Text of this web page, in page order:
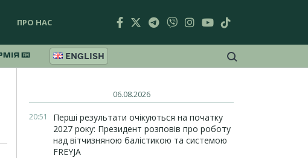
ПРО НАС
ENGLISH
06.08.2026
20:51
Перші результати очікуються на початку
2027 року: Президент розповів про роботу
над вітчизняною балістикою та системою
FREYJA